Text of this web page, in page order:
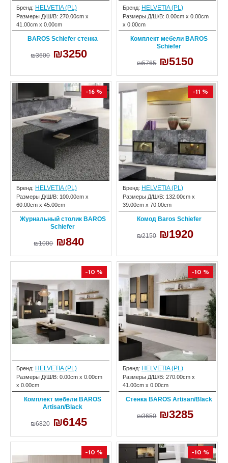
Бренд: HELVETIA (PL)
Размеры Д/Ш/В: 270.00cm x
41.00cm x 0.00cm
BAROS Schiefer стенка
₪3600 ₪3250
Бренд: HELVETIA (PL)
Размеры Д/Ш/В: 0.00cm x 0.00cm
x 0.00cm
Комплект мебели BAROS
Schiefer
₪5765 ₪5150
-16 %
Бренд: HELVETIA (PL)
Размеры Д/Ш/В: 100.00cm x
60.00cm x 45.00cm
Журнальный столик BAROS
Schiefer
₪1000 ₪840
-11 %
Бренд: HELVETIA (PL)
Размеры Д/Ш/В: 132.00cm x
39.00cm x 70.00cm
Комод Baros Schiefer
₪2150 ₪1920
-10 %
Бренд: HELVETIA (PL)
Размеры Д/Ш/В: 0.00cm x 0.00cm
x 0.00cm
Комплект мебели BAROS
Artisan/Black
₪6820 ₪6145
-10 %
Бренд: HELVETIA (PL)
Размеры Д/Ш/В: 270.00cm x
41.00cm x 0.00cm
Стенка BAROS Artisan/Black
₪3650 ₪3285
-10 % -10 %